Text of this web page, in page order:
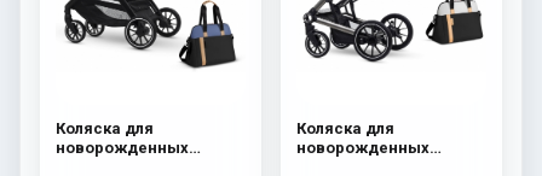
Коляска для
новорожденных
Коляска для
новорожденных